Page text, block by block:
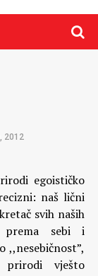
2012
egoističko
naš lični
svih naših
prema sebi i
,,nesebičnost”,
prirodi vješto